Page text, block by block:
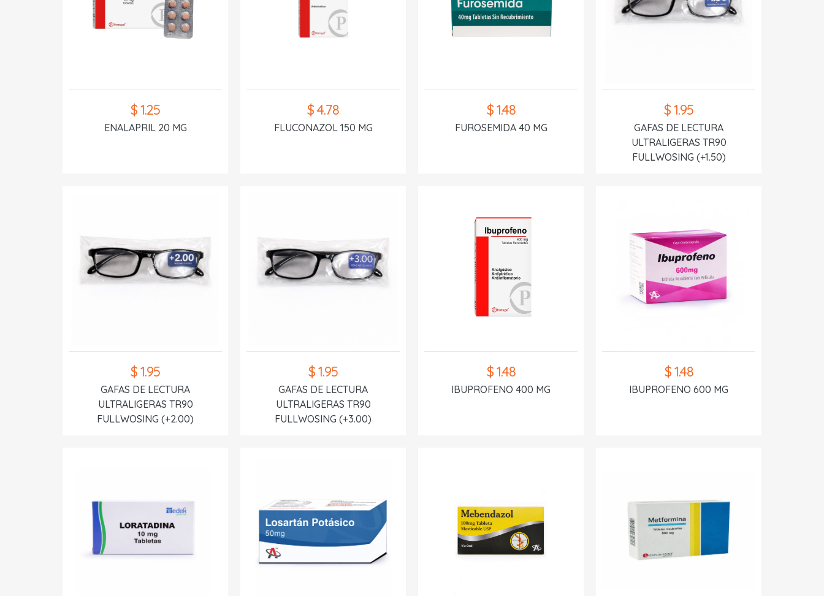
$ 1.25
ENALAPRIL 20 MG
$ 4.78
FLUCONAZOL 150 MG
$ 1.48
FUROSEMIDA 40 MG
$ 1.95
GAFAS DE LECTURA
ULTRALIGERAS TR90
FULLWOSING (+1.50)
$ 1.95
GAFAS DE LECTURA
ULTRALIGERAS TR90
FULLWOSING (+2.00)
$ 1.95
GAFAS DE LECTURA
ULTRALIGERAS TR90
FULLWOSING (+3.00)
$ 1.48
IBUPROFENO 400 MG
$ 1.48
IBUPROFENO 600 MG